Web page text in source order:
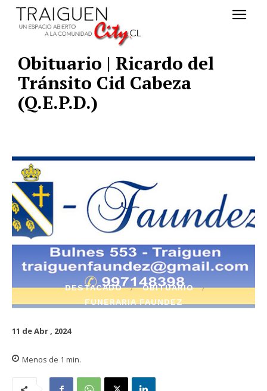
Obituario | Ricardo del
Tránsito Cid Cabeza
(Q.E.P.D.)
DESTACADO
OBITUARIO
FUNERARIA FAUNDEZ
11 de Abr , 2024
Menos de 1 min.